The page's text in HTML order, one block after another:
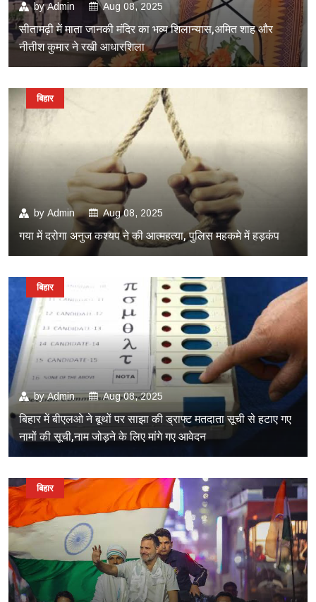
byAdmin Aug 08, 2025
सीतामढ़ी में माता जानकी मंदिर का भव्य शिलान्यास,अमित शाह और
नीतीश कुमार ने रखी आधारशिला
by Admin Aug 08, 2025
गया में दरोगा अनुज कश्यप ने की आत्महत्या, पुलिस महकमे में हड़कंप
बिहार
byAdmin Aug 08, 2025
बिहार में बीएलओ ने बूथों पर साझा की ड्राफ्ट मतदाता सूची से हटाए गए
नामों की सूची,नाम जोड़ने के लिए मांगे गए आवेदन
बिहार
बिहार